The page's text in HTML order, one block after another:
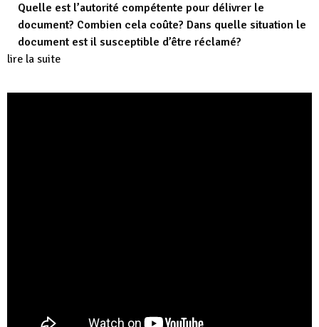
Quelle est l’autorité compétente pour délivrer le
document? Combien cela coûte? Dans quelle situation le
document est il susceptible d’être réclamé?
lire la suite